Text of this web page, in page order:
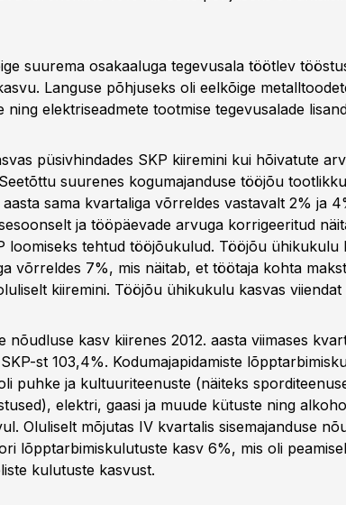
suurema osakaaluga tegevusala töötlev
Languse põhjuseks oli eelkõige
ning elektriseadmete tootmise tegevusalade
püsivhindades SKP kiiremini kui hõivatute
suurenes kogumajanduse tööjõu
aasta sama kvartaliga võrreldes vastavalt 2% ja
ja tööpäevade arvuga korrigeeritud
loomiseks tehtud tööjõukulud. Tööjõu ühikukulu
võrreldes 7%, mis näitab, et töötaja kohta
kiiremini. Tööjõu ühikukulu kasvas viiendat
nõudluse kasv kiirenes 2012. aasta viimases
st 103,4%. Kodumajapidamiste
puhke ja kultuuriteenuste (näiteks
elektri, gaasi ja muude kütuste ning
Oluliselt mõjutas IV kvartalis sisemajanduse
lõpptarbimiskulutuste kasv 6%, mis oli
kulutuste kasvust.